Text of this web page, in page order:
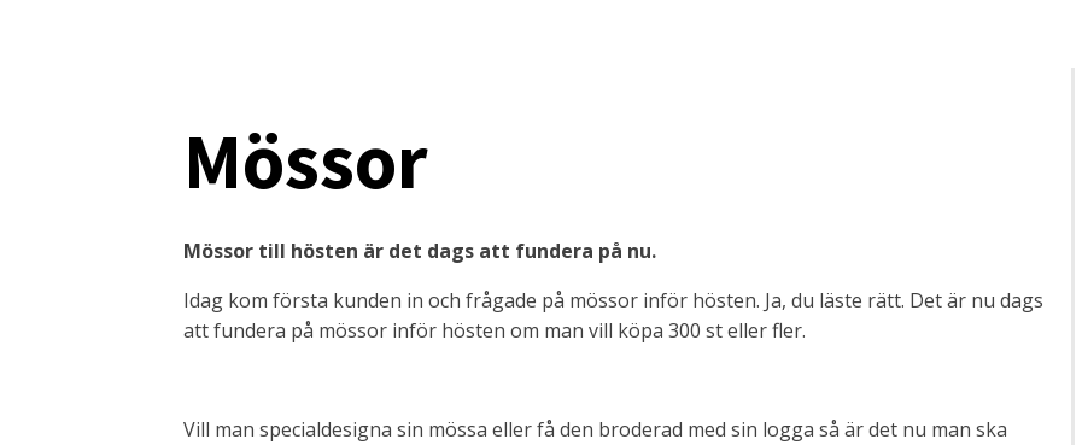
Mössor
Mössor till hösten är det dags att fundera på nu.
Idag kom första kunden in och frågade på mössor inför hösten. Ja, du läste rätt. Det är nu dags
att fundera på mössor inför hösten om man vill köpa 300 st eller fler.
Vill man specialdesigna sin mössa eller få den broderad med sin logga så är det nu man ska